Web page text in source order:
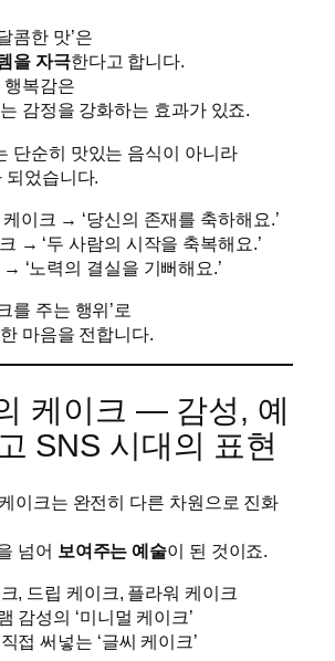
콤한 맛’은
을 자극한다고 합니다.
행복감은
는 감정을 강화하는 효과가 있죠.
단순히 맛있는 음식이 아니라
되었습니다.
이크 → ‘당신의 존재를 축하해요.’
→ ‘두 사람의 시작을 축복해요.’
‘노력의 결실을 기뻐해요.’
를 주는 행위’로
마음을 전합니다.
케이크 — 감성, 예
SNS 시대의 표현
이크는 완전히 다른 차원으로 진화
넘어 보여주는 예술이 된 것이죠.
, 드립 케이크, 플라워 케이크
감성의 ‘미니멀 케이크’
접 써넣는 ‘글씨 케이크’